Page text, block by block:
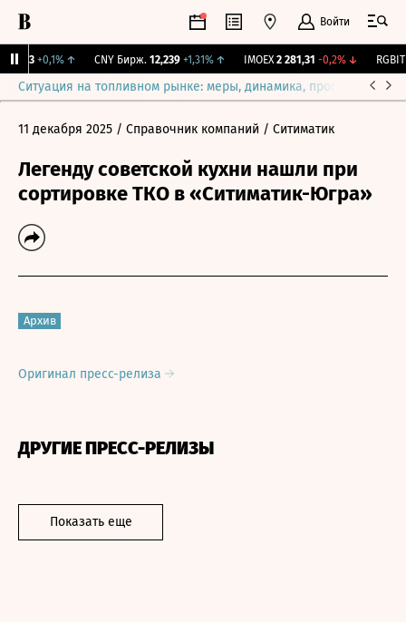
Войти
+0,1% ↑ CNY Бирж. 12,239 +1,31% ↑ IMOEX 2 281,31 -0,2%↓ RGBITR
Ситуация на топливном рынке: меры, динамика, прогнозы
11 декабря 2025 / Справочник компаний / Ситиматик
Легенду советской кухни нашли при
сортировке ТКО в «Ситиматик-Югра»
Архив
Оригинал пресс-релиза
ДРУГИЕ ПРЕСС-РЕЛИЗЫ
Показать еще